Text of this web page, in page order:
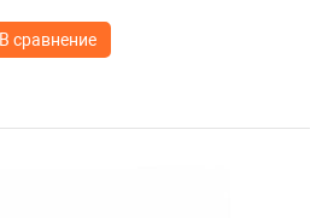
В сравнение